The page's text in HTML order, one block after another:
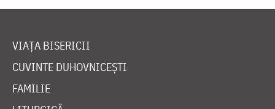
VIAȚA BISERICII
CUVINTE DUHOVNICEȘTI
FAMILIE